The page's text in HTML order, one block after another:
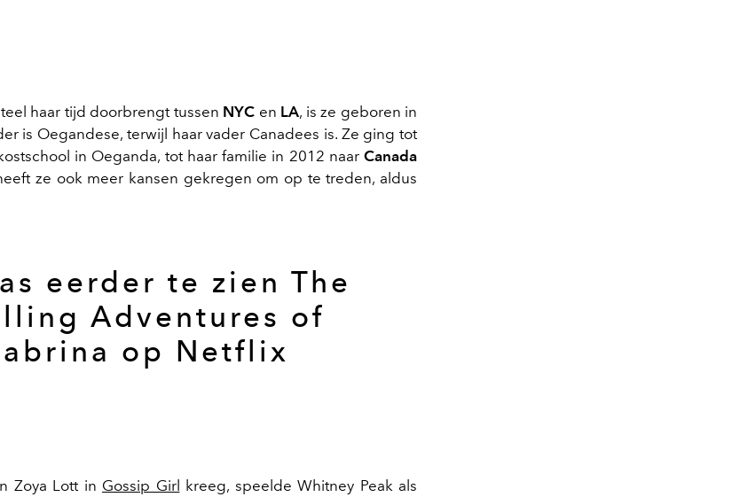
haar tijd doorbrengt tussen NYC en LA, is ze geboren in
is Oegandese, terwijl haar vader Canadees is. Ze ging tot
in Oeganda, tot haar familie in 2012 naar Canada
ze ook meer kansen gekregen om op te treden, aldus
eerder te zien The
Adventures of
op Netflix
Zoya Lott in Gossip Girl kreeg, speelde Whitney Peak als